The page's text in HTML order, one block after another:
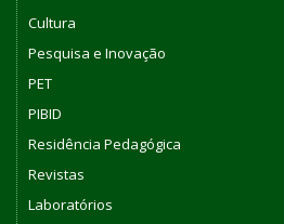
Cultura
Pesquisa e Inovação
PET
PIBID
Residência Pedagógica
Revistas
Laboratórios